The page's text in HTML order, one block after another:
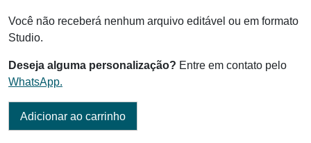
Você não receberá nenhum arquivo editável ou em formato
Studio.
Deseja alguma personalização? Entre em contato pelo
WhatsApp.
Adicionar ao carrinho